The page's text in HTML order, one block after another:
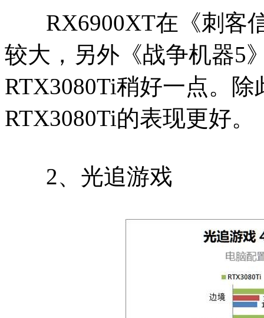
RX6900XT在《刺客
较大，另外《战争机器5
RTX3080Ti稍好一点。
RTX3080Ti的表现更好。
2、光追游戏